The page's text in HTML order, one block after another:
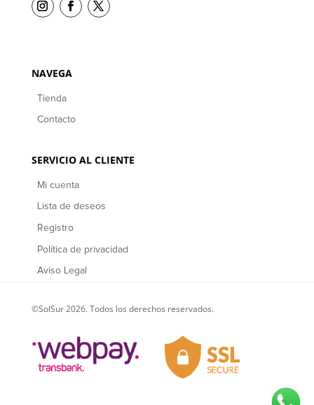
NAVEGA
Tienda
Contacto
SERVICIO AL CLIENTE
Mi cuenta
Lista de deseos
Registro
Política de privacidad
Aviso Legal
©SolSur 2026. Todos los derechos reservados.